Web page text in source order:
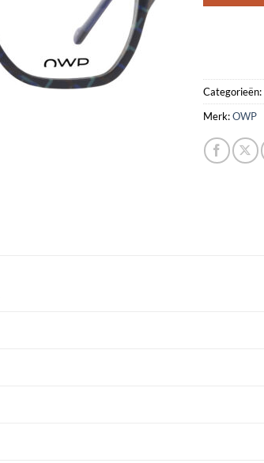
Categorieën:
Merk:OWP